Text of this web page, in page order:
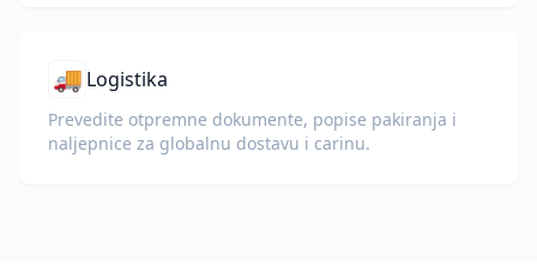
🚚 Logistika
Prevedite otpremne dokumente, popise pakiranja i
naljepnice za globalnu dostavu i carinu.